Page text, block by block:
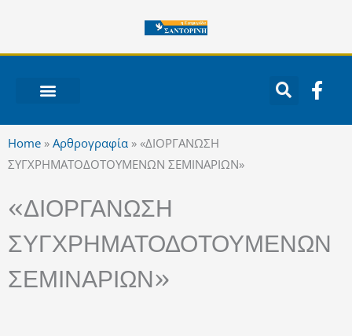
περιεχόμενο
F
a
-
f
Home » Αρθρογραφία » «ΔΙΟΡΓΑΝΩΣΗ
ΣΥΓΧΡΗΜΑΤΟΔΟΤΟΥΜΕΝΩΝ ΣΕΜΙΝΑΡΙΩΝ»
«ΔΙΟΡΓΑΝΩΣΗ
ΣΥΓΧΡΗΜΑΤΟΔΟΤΟΥΜΕΝΩΝ
ΣΕΜΙΝΑΡΙΩΝ»